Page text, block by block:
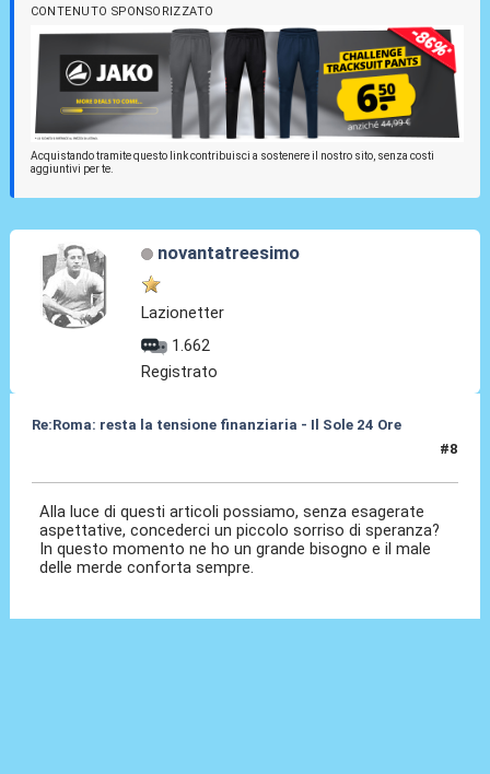
CONTENUTO SPONSORIZZATO
Acquistando tramite questo link contribuisci a sostenere il nostro sito, senza costi
aggiuntivi per te.
novantatreesimo
Lazionetter
1.662
Registrato
Re:Roma: resta la tensione finanziaria - Il Sole 24 Ore
#8
Alla luce di questi articoli possiamo, senza esagerate
aspettative, concederci un piccolo sorriso di speranza?
In questo momento ne ho un grande bisogno e il male
delle merde conforta sempre.